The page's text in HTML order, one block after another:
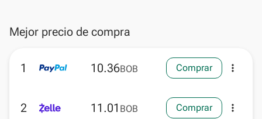
Mejor precio de compra
1 10.36BOB Comprar more_vert
2 11.01 BOB Comprar more_vert